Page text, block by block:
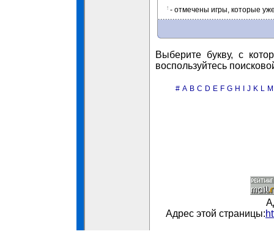
!- отмечены игры, которые
Выберите букву, с
воспользуйтесь
# A B C D E F G H J K L M
Адрес этой страницы: